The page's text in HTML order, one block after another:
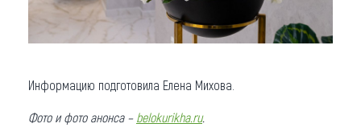
Информацию подготовила Елена Михова.
Фото и фото анонса – belokurikha.ru.